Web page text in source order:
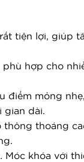
tiện lợi, giúp
hợp cho
điểm mỏng
gian dài.
thông thoáng
Móc khóa với